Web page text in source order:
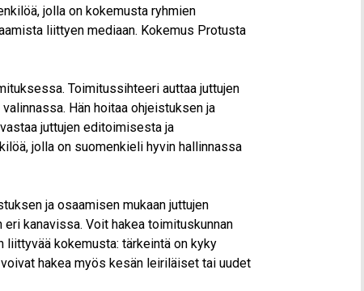
jolla on kokemusta ryhmien
liittyen mediaan. Kokemus Protusta
Toimitussihteeri auttaa juttujen
Hän hoitaa ohjeistuksen ja
juttujen editoimisesta ja
jolla on suomenkieli hyvin hallinnassa
ja osaamisen mukaan juttujen
kanavissa. Voit hakea toimituskunnan
liittyvää kokemusta: tärkeintä on kyky
hakea myös kesän leiriläiset tai uudet